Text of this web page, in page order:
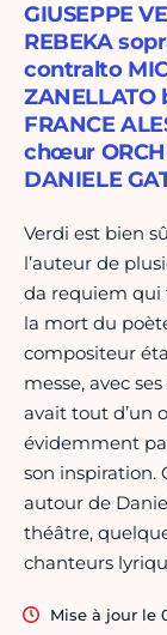
GIUSEPPE
REBEKA
contralto
ZANELLATO
FRANCE
chœur
DANIELE
Verdi est bien
l’auteur de
da requiem qui
la mort du
compositeur
messe, avec
avait tout d’un
évidemment
son inspiration.
autour de
théâtre,
chanteurs
Mise à jour le